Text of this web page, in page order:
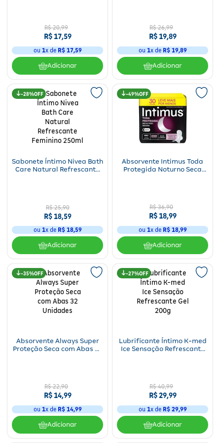
Absorventes
R$ 20,99
R$17,59
ou 1x de R$ 17,59
Adicionar
R$ 26,99
R$19,89
ou 1x de R$ 19,89
Adicionar
28%
Sabonete Íntimo Nivea Bath
Care Natural Refrescante
R$ 25,90
R$ 18,59
ou 1x de R$ 18,59
Adicionar
49%
Absorvente Intimus Toda
Protegida Noturno Seca
R$ 36,90
R$18,99
ou 1x de R$ 18,99
Adicionar
35%
Absorvente Always Super
Proteção Seca com Abas 32
R$ 22,90
R$14,99
ou 1x de R$ 14,99
Adicionar
27%
Lubrificante Íntimo K-med
Ice Sensação Refrescante
R$ 40,99
R$29,99
ou 1x de R$ 29,99
Adicionar